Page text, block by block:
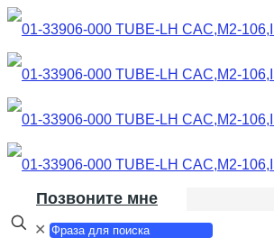
Позвоните мне
✕